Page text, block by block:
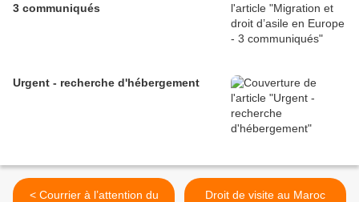
3 communiqués
Urgent - recherche d'hébergement
< Courrier à l’attention du
Droit de visite au Maroc